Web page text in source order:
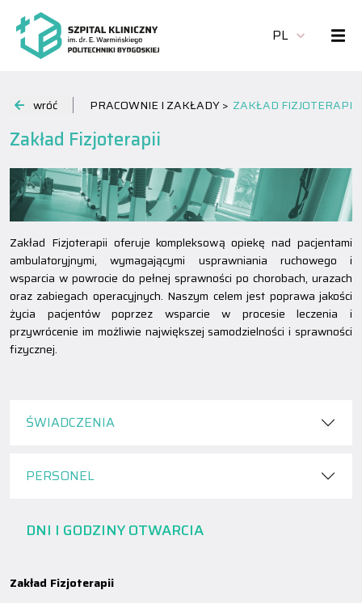
PL
wróć PRACOWNIE I ZAKŁADY > ZAKŁAD FIZJOTERAPII
Zakład Fizjoterapii
Zakład Fizjoterapii oferuje kompleksową opiekę nad pacjentami
ambulatoryjnymi, wymagającymi usprawniania ruchowego i
wsparcia w powrocie do pełnej sprawności po chorobach, urazach
oraz zabiegach operacyjnych. Naszym celem jest poprawa jakości
życia pacjentów poprzez wsparcie w procesie leczenia i
przywrócenie im możliwie największej samodzielności i sprawności
fizycznej.
ŚWIADCZENIA
PERSONEL
DNI I GODZINY OTWARCIA
Zakład Fizjoterapii